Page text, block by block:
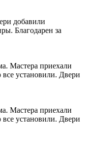
добавили
Благодарен за
Мастера приехали
все установили. Двери
Мастера приехали
все установили. Двери